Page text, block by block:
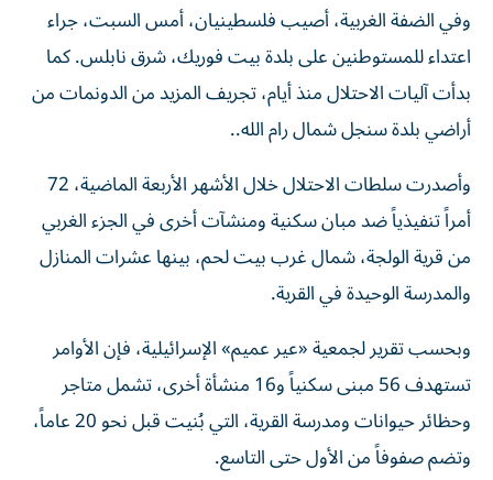
وفي الضفة الغربية، أصيب فلسطينيان، أمس السبت، جراء
اعتداء للمستوطنين على بلدة بيت فوريك، شرق نابلس. كما
بدأت آليات الاحتلال منذ أيام، تجريف المزيد من الدونمات من
أراضي بلدة سنجل شمال رام الله..
وأصدرت سلطات الاحتلال خلال الأشهر الأربعة الماضية، 72
أمراً تنفيذياً ضد مبان سكنية ومنشآت أخرى في الجزء الغربي
من قرية الولجة، شمال غرب بيت لحم، بينها عشرات المنازل
والمدرسة الوحيدة في القرية.
وبحسب تقرير لجمعية «عير عميم» الإسرائيلية، فإن الأوامر
تستهدف 56 مبنى سكنياً و16 منشأة أخرى، تشمل متاجر
وحظائر حيوانات ومدرسة القرية، التي بُنيت قبل نحو 20 عاماً،
وتضم صفوفاً من الأول حتى التاسع.